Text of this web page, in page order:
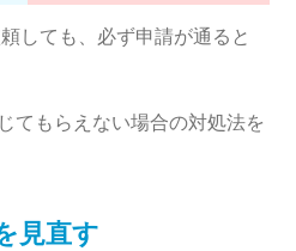
しても、必ず申請が通ると
てもらえない場合の対処法を
見直す